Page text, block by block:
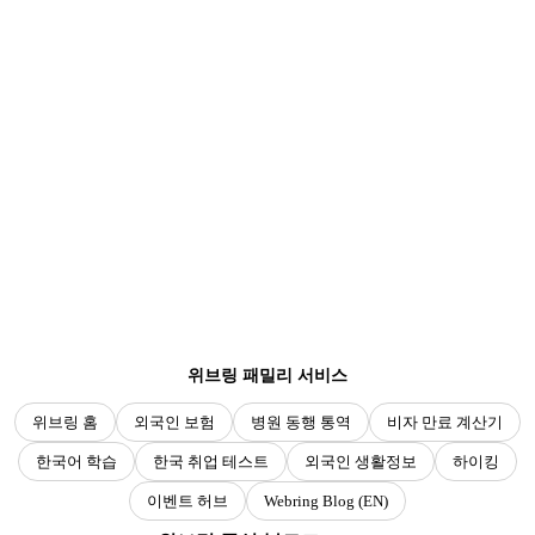
위브링 패밀리 서비스
위브링 홈 외국인 보험 병원 동행 통역 비자 만료 계산기
한국어 학습 한국 취업 테스트 외국인 생활정보 하이킹
이벤트 허브 Webring Blog (EN)